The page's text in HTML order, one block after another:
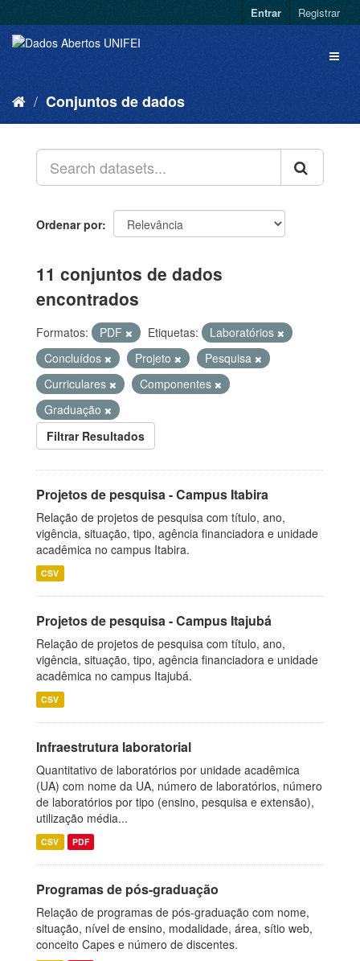
Entrar Registrar
Conjuntos de dados
Ordenar por
11 conjuntos de dados
encontrados
Formatos: PDF Etiquetas:
Laboratórios
Concluídos
Projeto
Pesquisa
Curriculares
Componentes
Graduação
Filtrar Resultados
Projetos de pesquisa - Campus Itabira
Relação de projetos de pesquisa com título, ano,
vigência, situação, tipo, agência financiadora e unidade
acadêmica no campus Itabira.
CSV
Projetos de pesquisa - Campus Itajubá
Relação de projetos de pesquisa com título, ano,
vigência, situação, tipo, agência financiadora e unidade
acadêmica no campus Itajubá.
CSV
Infraestrutura laboratorial
Quantitativo de laboratórios por unidade acadêmica
(UA) com nome da UA, número de laboratórios, número
de laboratórios por tipo (ensino, pesquisa e extensão),
utilização média...
CSV PDF
Programas de pós-graduação
Relação de programas de pós-graduação com nome,
situação, nível de ensino, modalidade, área, sítio web,
conceito Capes e número de discentes.